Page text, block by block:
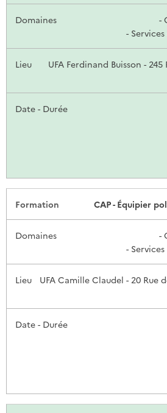
-
-
UFA Ferdinand Buisson -
CAP - Équipier
-
-
UFA Camille Claudel - 20 Rue